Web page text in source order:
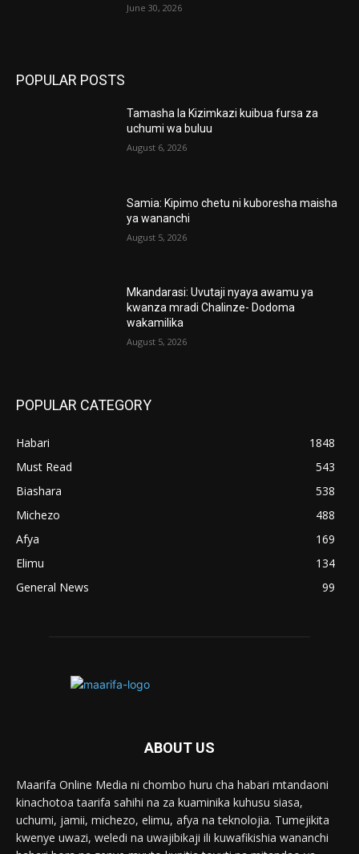
June 30, 2026
POPULAR POSTS
Tamasha la Kizimkazi kuibua fursa za
uchumi wa buluu
August 6, 2026
Samia: Kipimo chetu ni kuboresha maisha
ya wananchi
August 5, 2026
Mkandarasi: Uvutaji nyaya awamu ya
kwanza mradi Chalinze- Dodoma
wakamilika
August 5, 2026
POPULAR CATEGORY
Habari
1848
Must Read
543
Biashara
538
Michezo
488
Afya
169
Elimu
134
General News
99
ABOUT US
Maarifa Online Media ni chombo huru cha habari mtandaoni
kinachotoa taarifa sahihi na za kuaminika kuhusu siasa,
uchumi, jamii, michezo, elimu, afya na teknolojia. Tumejikita
kwenye uwazi, weledi na uwajibikaji ili kuwafikishia wananchi